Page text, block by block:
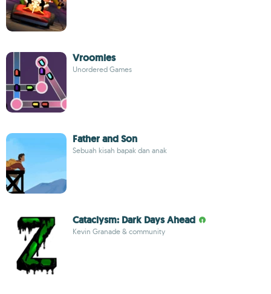
Vroomies
Unordered Games
Father and Son
Sebuah kisah bapak dan anak
Cataclysm: Dark Days Ahead
Kevin Granade & community